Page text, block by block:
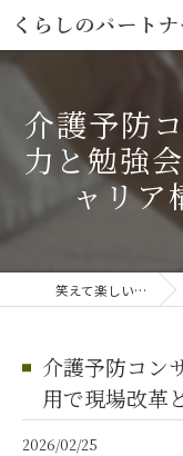
介護予防
力と勉強
ャリア
笑えて楽しい「笑える介護予防体操教室」
介護予防コン
用で現場改革
2026/02/25